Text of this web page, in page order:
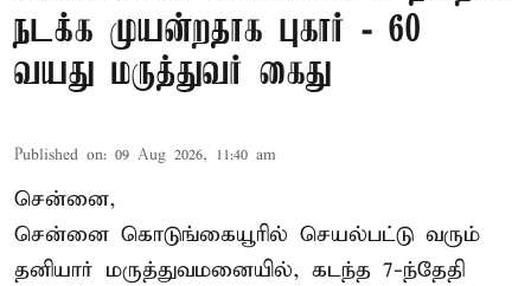
நடக்க முயன்றதாக புகார் - 60
வயது மருத்துவர் கைது
Published on: 09 Aug 2026, 11:40 am
சென்னை,
சென்னை கொடுங்கையூரில் செயல்பட்டு வரும்
தனியார் மருத்துவமனையில், கடந்த 7-ந்தேதி